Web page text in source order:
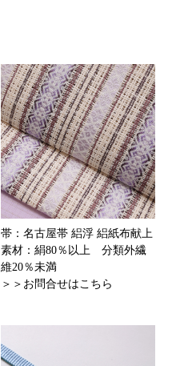
帯：名古屋帯 絽浮 絽紙布献上
素材：絹80％以上 分類外繊
維20％未満
＞＞お問合せはこちら